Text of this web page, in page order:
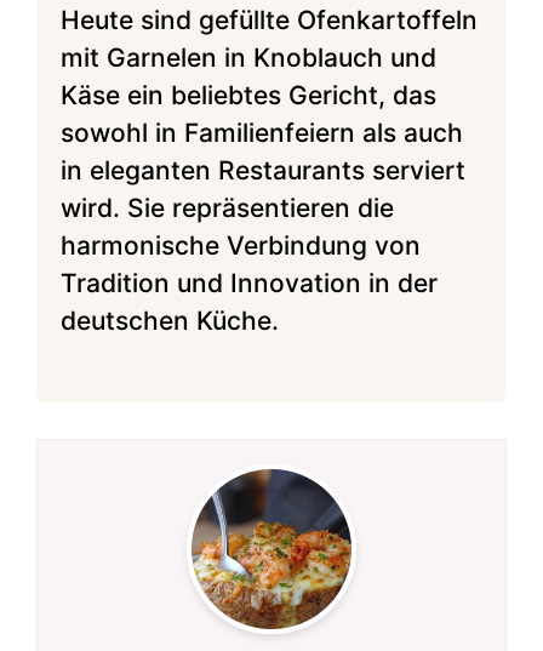
Heute sind gefüllte Ofenkartoffeln
mit Garnelen in Knoblauch und
Käse ein beliebtes Gericht, das
sowohl in Familienfeiern als auch
in eleganten Restaurants serviert
wird. Sie repräsentieren die
harmonische Verbindung von
Tradition und Innovation in der
deutschen Küche.